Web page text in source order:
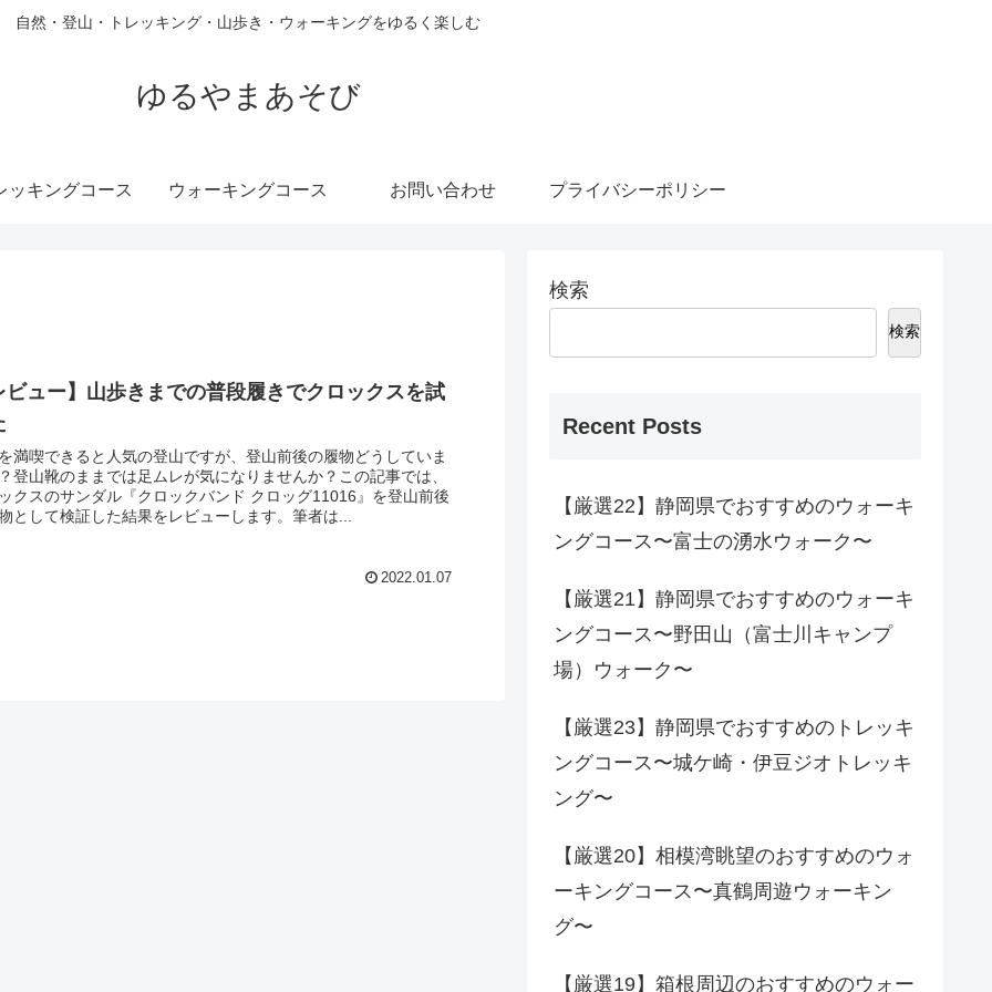
自然・登山・トレッキング・山歩き・ウォーキングをゆるく楽しむ
ゆるやまあそび
ッキングコース ウォーキングコース お問い合わせ プライバシーポリシー
ビュー】山歩きまでの普段履きでクロックスを試
満喫できると人気の登山ですが、登山前後の履物どうしていま
登山靴のままでは足ムレが気になりませんか？この記事では、
クスのサンダル『クロックバンド クロッグ11016』を登山前後
として検証した結果をレビューします。筆者は...
2022.01.07
検索
検索
Recent Posts
【厳選22】静岡県でおすすめのウォーキ
ングコース〜富士の湧水ウォーク〜
【厳選21】静岡県でおすすめのウォーキ
ングコース〜野田山（富士川キャンプ
場）ウォーク〜
【厳選23】静岡県でおすすめのトレッキ
ングコース〜城ケ崎・伊豆ジオトレッキ
ング〜
【厳選20】相模湾眺望のおすすめのウォ
ーキングコース〜真鶴周遊ウォーキン
グ〜
【厳選19】箱根周辺のおすすめのウォー